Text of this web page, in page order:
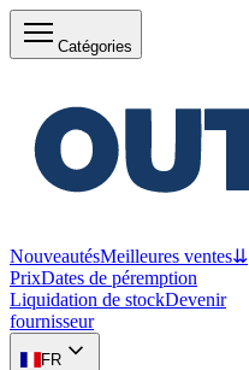
Catégories
NouveautésMeilleures ventes⇊
PrixDates de péremption
Liquidation de stockDevenir
fournisseur
FR